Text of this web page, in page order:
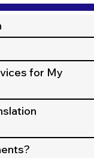
for My